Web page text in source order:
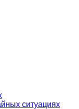
ситуациях